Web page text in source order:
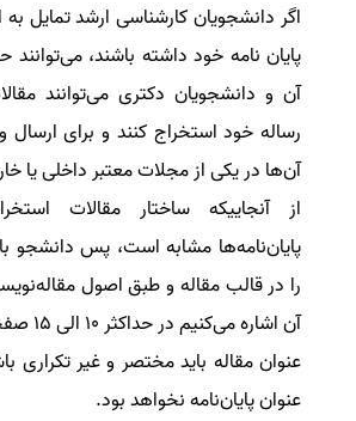
اگر دانشجویان کارشناسی ارشد تمایل به
پایان نامه خود داشته باشند، می‌توانند
آن و دانشجویان دکتری می‌توانند
رساله خود استخراج کنند و برای
آن‌ها در یکی از مجلات معتبر داخلی یا
از آنجاییکه ساختار مقالات
پایان‌نامه‌ها مشابه است، پس دانشجو
را در قالب مقاله و طبق اصول
آن اشاره می‌کنیم در حداکثر ۱۰ الی ۱۵ صفحه
عنوان مقاله باید مختصر و غیر تکراری
عنوان پایان‌نامه نخواهد بود.